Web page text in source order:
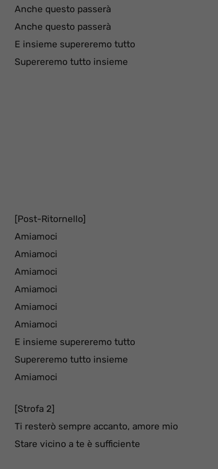
Anche questo passerà
Anche questo passerà
E insieme supereremo tutto
Supereremo tutto insieme
[Post-Ritornello]
Amiamoci
Amiamoci
Amiamoci
Amiamoci
Amiamoci
Amiamoci
E insieme supereremo tutto
Supereremo tutto insieme
Amiamoci
[Strofa 2]
Ti resterò sempre accanto, amore mio
Stare vicino a te è sufficiente